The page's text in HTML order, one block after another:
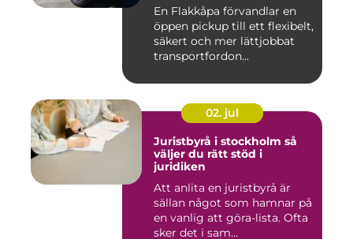
En Flakkåpa förvandlar en
öppen pickup till ett flexibelt,
säkert och mer lättjobbat
transportfordon...
02. jul
Juristbyrå i stockholm så
väljer du rätt stöd i
juridiken
Att anlita en juristbyrå är
sällan något som hamnar på
en vanlig att göra-lista. Ofta
sker det i sam...